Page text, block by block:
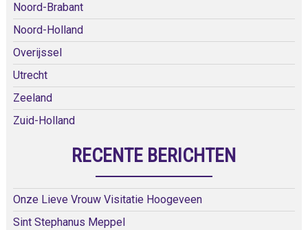
Noord-Brabant
Noord-Holland
Overijssel
Utrecht
Zeeland
Zuid-Holland
RECENTE BERICHTEN
Onze Lieve Vrouw Visitatie Hoogeveen
Sint Stephanus Meppel